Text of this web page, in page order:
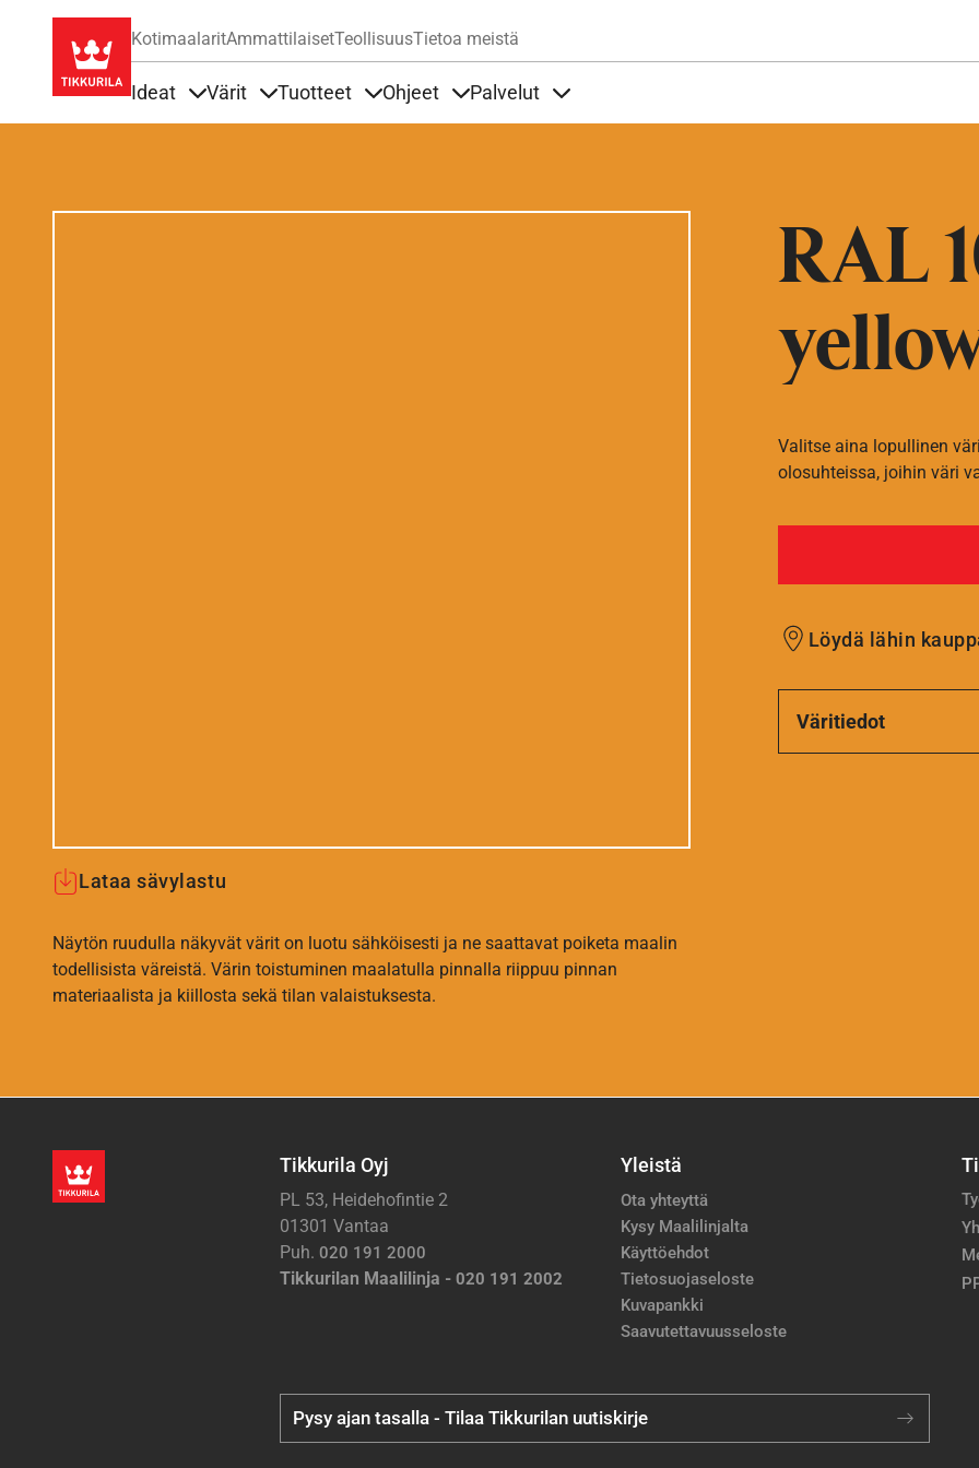
KotimaalaritAmmattilaisetTeollisuusTietoa meistä
Ideat Värit Tuotteet Ohjeet Palvelut
RAL
Lataa sävylastu
Näytön ruudulla näkyvät värit on luotu sähköisesti ja ne saattavat poiketa maalin
todellisista väreistä. Värin toistuminen maalatulla pinnalla riippuu pinnan
materiaalista ja kiillosta sekä tilan valaistuksesta.
Valitse aina lopullinen
olosuhteissa, joihin väri
Löydä lähin
Väritiedot
Tikkurila Oyj
PL 53, Heidehofintie 2
01301 Vantaa
Puh. 020 191 2000
Tikkurilan Maalilinja - 020 191 2002
Yleistä
Ota yhteyttä
Kysy Maalilinjalta
Käyttöehdot
Tietosuojaseloste
Kuvapankki
Saavutettavuusseloste
Pysy ajan tasalla - Tilaa Tikkurilan uutiskirje